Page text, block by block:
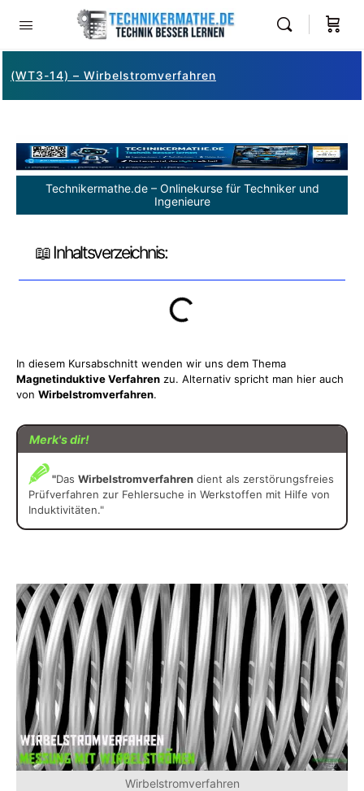
(WT3-14) – Wirbelstromverfahren
Technikermathe.de – Onlinekurse für Techniker und
Ingenieure
📖 Inhaltsverzeichnis:
In diesem Kursabschnitt wenden wir uns dem Thema
Magnetinduktive Verfahren zu. Alternativ spricht man hier auch
von Wirbelstromverfahren.
Merk's dir!
"Das Wirbelstromverfahren dient als zerstörungsfreies
Prüfverfahren zur Fehlersuche in Werkstoffen mit Hilfe von
Induktivitäten."
Wirbelstromverfahren